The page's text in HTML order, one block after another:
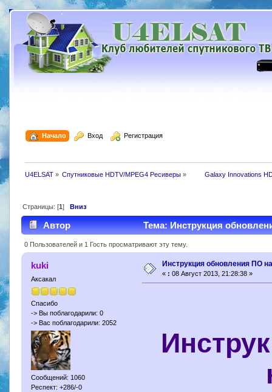
Начало Вход Регистрация
U4ELSAT» Спутниковые HDTV/MPEG4 Ресиверы » Galaxy Innovations
Страницы: [1] Вниз
Автор Тема: Инструкция
0 Пользователей и 1 Гость просматривают эту тему.
kuki
Аксакал
Спасибо
-> Вы поблагодарили: 0
-> Вас поблагодарили: 2052
Сообщений: 1060
Респект: +286/-0
Инструкция обновления ПО
« : 08 Август 2013, 21:28:38 »